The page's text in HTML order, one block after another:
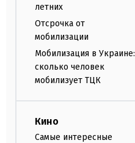
летних
Отсрочка от
мобилизации
Мобилизация в Украине:
сколько человек
мобилизует ТЦК
Кино
Самые интересные